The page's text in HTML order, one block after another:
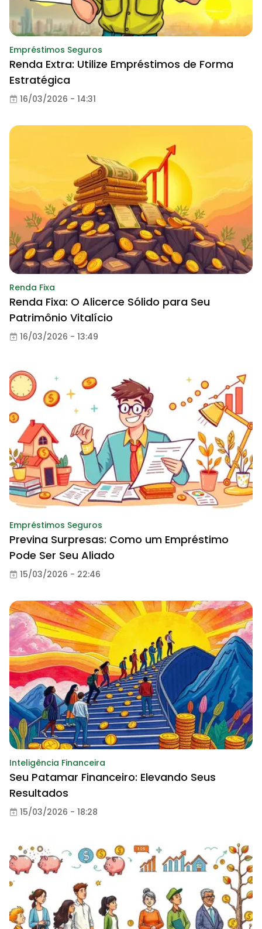
Empréstimos Seguros
Renda Extra: Utilize Empréstimos de Forma
Estratégica
16/03/2026 - 14:31
Renda Fixa
Renda Fixa: O Alicerce Sólido para Seu
Patrimônio Vitalício
16/03/2026 - 13:49
Empréstimos Seguros
Previna Surpresas: Como um Empréstimo
Pode Ser Seu Aliado
15/03/2026 - 22:46
Inteligência Financeira
Seu Patamar Financeiro: Elevando Seus
Resultados
15/03/2026 - 18:28